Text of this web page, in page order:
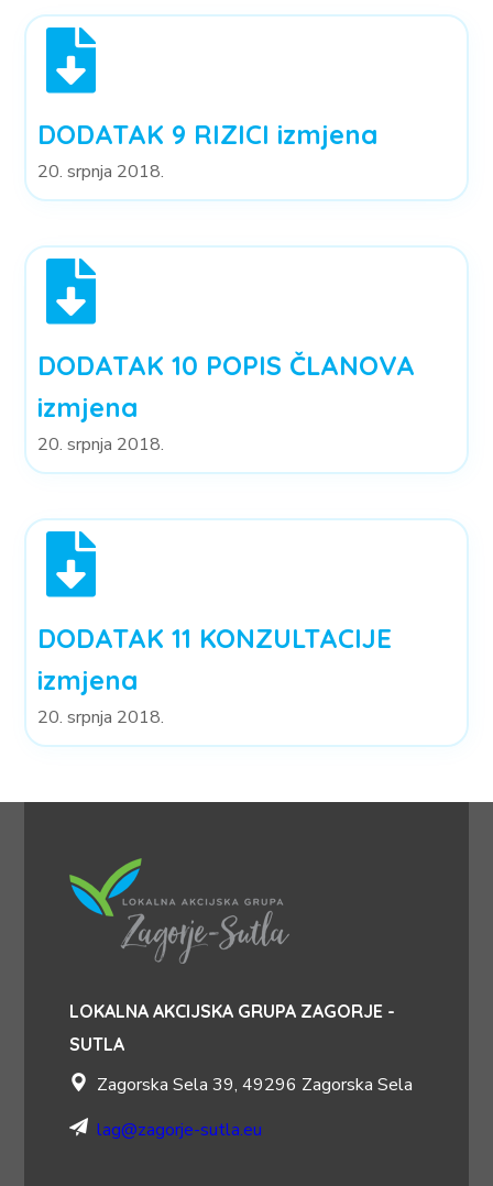
DODATAK 9 RIZICI izmjena
20. srpnja 2018.
DODATAK 10 POPIS ČLANOVA
izmjena
20. srpnja 2018.
DODATAK 11 KONZULTACIJE
izmjena
20. srpnja 2018.
LOKALNA AKCIJSKA GRUPA ZAGORJE -
SUTLA
Zagorska Sela 39, 49296 Zagorska Sela
lag@zagorje-sutla.eu